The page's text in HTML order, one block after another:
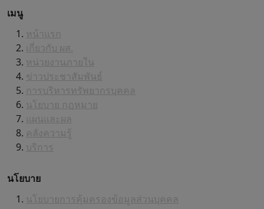
เมนู
หน้าแรก
เกี่ยวกับ ผส.
หน่วยงานภายใน
ข่าวประชาสัมพันธ์
การบริหารทรัพยากรบุคคล
นโยบาย กฎหมาย
แผนและผล
คลังความรู้
บริการ
นโยบาย
นโยบายการคุ้มครองข้อมูลส่วนบุคคล